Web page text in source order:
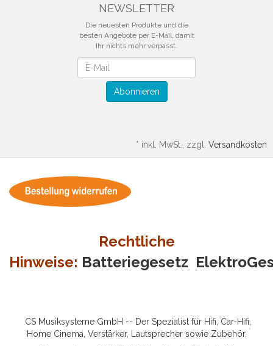
NEWSLETTER
Die neuesten Produkte und die
besten Angebote per E-Mail, damit
Ihr nichts mehr verpasst.
Abonnieren
* inkl. MwSt., zzgl. Versandkosten
Rechtliche
Hinweise: Batteriegesetz
CS Musiksysteme GmbH -- Der Spezialist für Hifi, Car-Hifi,
Home Cinema, Verstärker, Lautsprecher sowie Zubehör.